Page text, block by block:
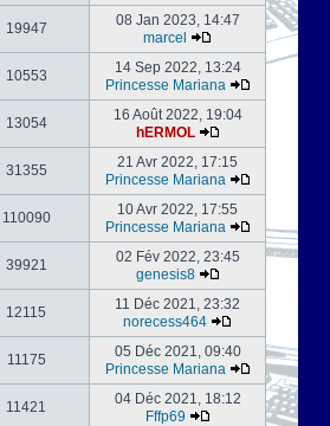
19947
08 Jan 2023, 14:47
marcel
10553
14 Sep 2022, 13:24
Princesse Mariana
13054
16 Août 2022, 19:04
hERMOL
31355
21 Avr 2022, 17:15
Princesse Mariana
110090
10 Avr 2022, 17:55
Princesse Mariana
39921
02 Fév 2022, 23:45
genesis8
12115
11 Déc 2021, 23:32
norecess464
11175
05 Déc 2021, 09:40
Princesse Mariana
11421
04 Déc 2021, 18:12
Fffp69